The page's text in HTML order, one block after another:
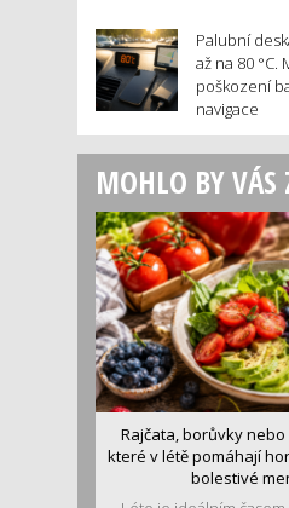
Palubní
až na 80
poškození
navigace
MOHLO BY VÁS
Rajčata, borůvky
které v létě pomáhají
bolestivé